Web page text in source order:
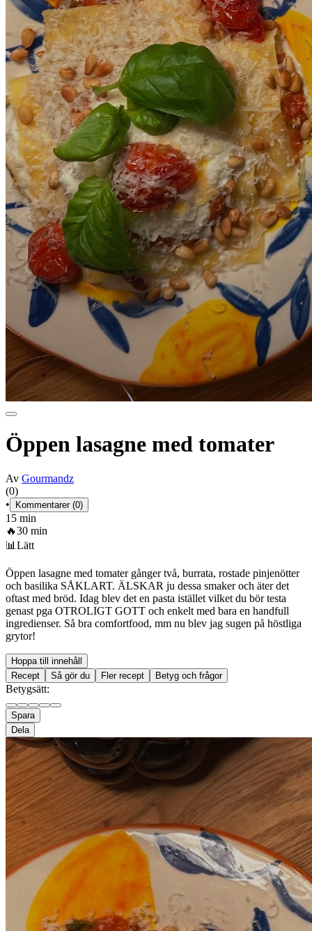
Öppen lasagne med tomater
Av Gourmandz
(0)
•
Kommentarer (0)
15 min
🔥30 min
📊 Lätt
Öppen lasagne med tomater gånger två, burrata, rostade pinjenötter
och basilika SÅKLART. ÄLSKAR ju dessa smaker och äter det
oftast med bröd. Idag blev det en pasta istället vilket du bör testa
genast pga OTROLIGT GOTT och enkelt med bara en handfull
ingredienser. Så bra comfortfood, mm nu blev jag sugen på höstliga
grytor!
Hoppa till innehåll
Recept
Så gör du Fler recept Betyg och frågor
Betygsätt:
Spara
Dela